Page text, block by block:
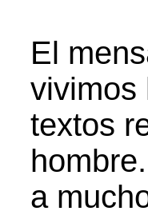
El
vivimos
textos
a